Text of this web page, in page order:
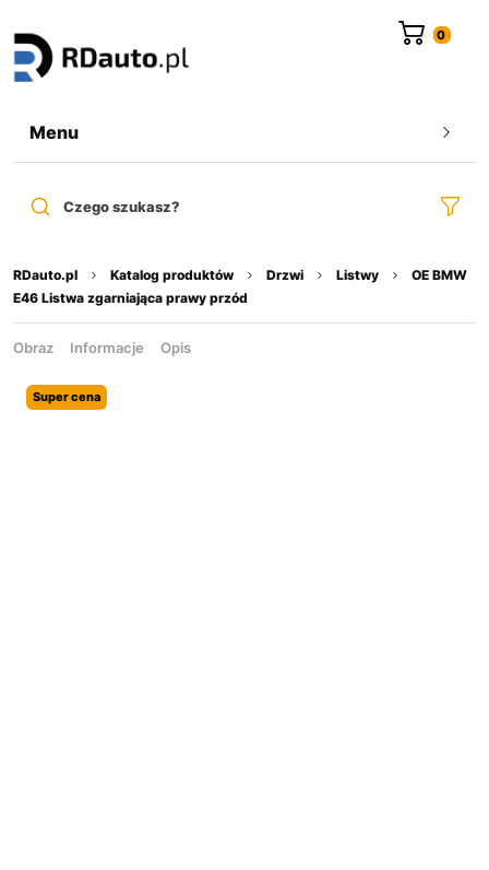
Menu
Czego szukasz?
RDauto.pl Katalog produktów Drzwi Listwy
OE BMW
E46 Listwa zgarniająca prawy przód
Obraz Informacje Opis
Super cena